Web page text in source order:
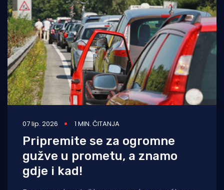
07 lip. 2026 1 MIN. ČITANJA
Pripremite se za ogromne
gužve u prometu, a znamo
gdje i kad!